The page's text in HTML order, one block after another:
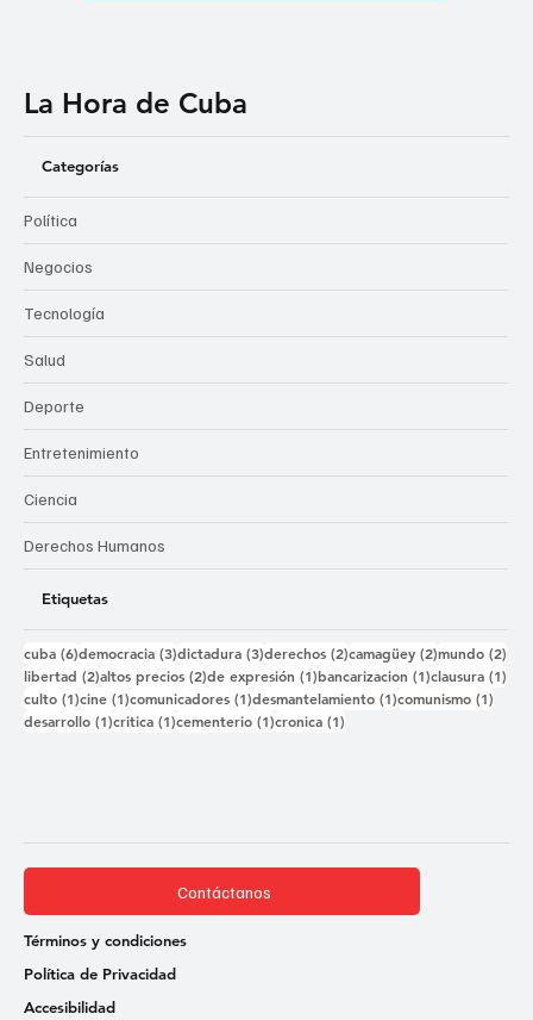
La Hora de Cuba
Categorías
Política
Negocios
Tecnología
Salud
Deporte
Entretenimiento
Ciencia
Derechos Humanos
Etiquetas
cuba (6)6 entradas
democracia (3)3 entradas
dictadura (3)3 entradas
derechos (2)2 entradas
camagüey (2)2 entradas
mundo (2)
libertad (2)2 entradas
altos precios (2)2 entradas
de expresión (1)1 entrada
bancarizacion (1)1 entrada
clausura (1)
culto (1)1 entrada
cine (1)1 entrada
comunicadores (1)1 entrada
desmantelamiento (1)1 entrada
comunismo (1)
desarrollo (1)1 entrada
critica (1)1 entrada
cementerio (1)1 entrada
cronica (1)
Contáctanos
Términos y condiciones
Política de Privacidad
Accesibilidad